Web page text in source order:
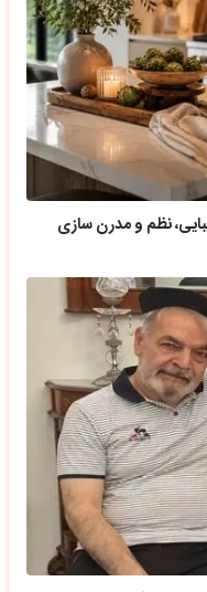
نظم و مدرن سازی